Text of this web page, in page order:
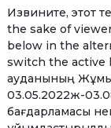
Извините, этот
the sake of
below in the
switch the active
ауданының
03.05.2022ж-
бағдарламасы